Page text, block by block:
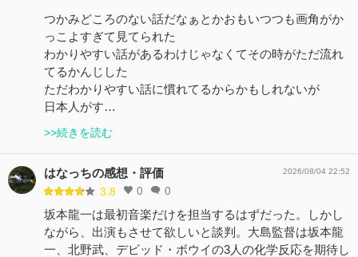
つかみどころのない話だなぁとかおもいつつも画角がか
っこよすぎて見てられた
わかりやすい話があるわけじゃなくてその時がただ流れ
てるかんじした
ただわかりやすい話に慣れてるからかもしれないが
日本人がす…
>>続きを読む
はなっちの感想・評価
3.8 0 0
2026/08/04 22:52
坂本龍一は最初音楽だけを担当するはずだった。しかし
ながら、出演もさせて欲しいと談判。大島監督は坂本龍
一、北野武、デビッド・ボウイの3人の化学反応を期待し